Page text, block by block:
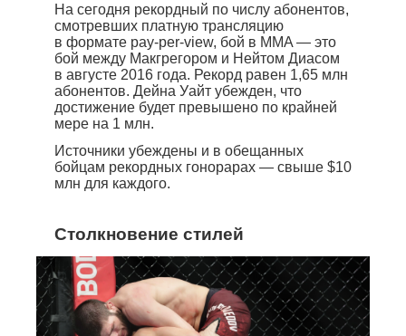
На сегодня рекордный по числу абонентов,
смотревших платную трансляцию
в формате pay-per-view, бой в MMA — это
бой между Макгрегором и Нейтом Диасом
в августе 2016 года. Рекорд равен 1,65 млн
абонентов. Дейна Уайт убежден, что
достижение будет превышено по крайней
мере на 1 млн.
Источники убеждены и в обещанных
бойцам рекордных гонорарах — свыше $10
млн для каждого.
Столкновение стилей